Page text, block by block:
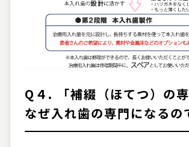
Q４. 「補綴（ほてつ）の
なぜ入れ歯の専門になるの